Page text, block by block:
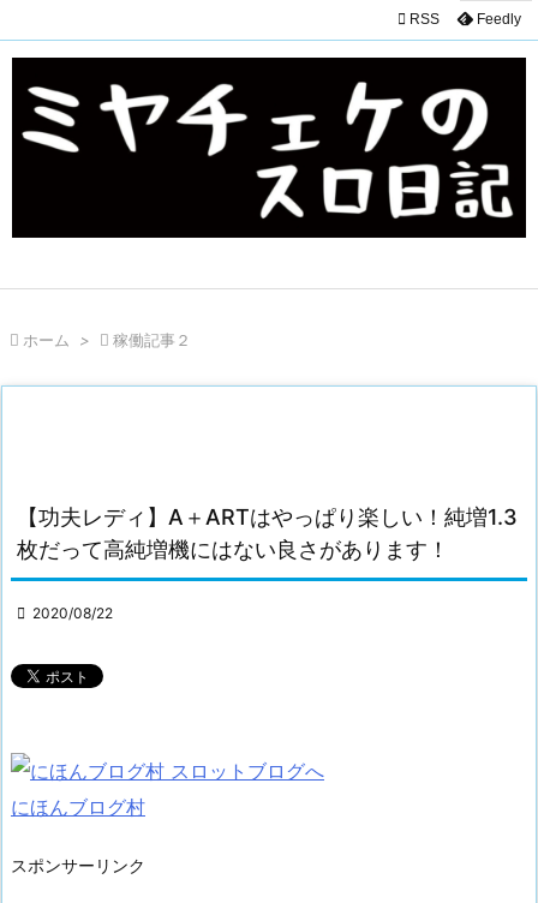
 RSS Feedly
 ホーム >  稼働記事２
【功夫レディ】A＋ARTはやっぱり楽しい！純増1.3
枚だって高純増機にはない良さがあります！
 2020/08/22
にほんブログ村
スポンサーリンク